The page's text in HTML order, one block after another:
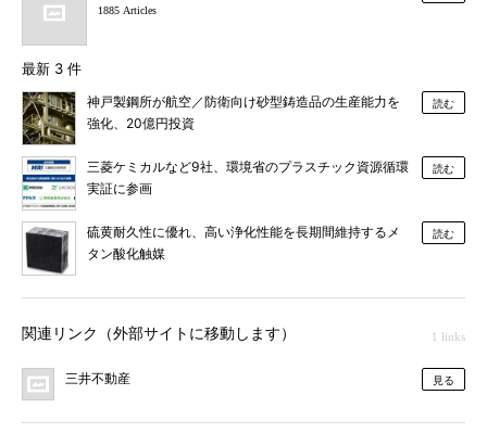
1885 Articles
最新 3 件
神戸製鋼所が航空／防衛向け砂型鋳造品の生産能力を
強化、20億円投資
読む
三菱ケミカルなど9社、環境省のプラスチック資源循環
実証に参画
読む
硫黄耐久性に優れ、高い浄化性能を長期間維持するメ
タン酸化触媒
読む
関連リンク（外部サイトに移動します） 1 links
三井不動産 見る